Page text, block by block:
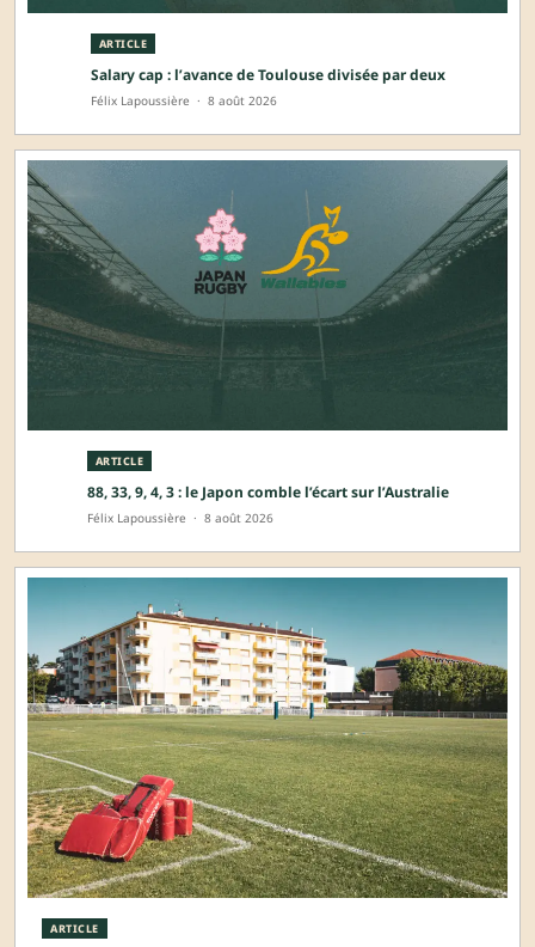
ARTICLE
Salary cap : l’avance de Toulouse divisée par deux
Félix Lapoussière · 8 août 2026
ARTICLE
88, 33, 9, 4, 3 : le Japon comble l’écart sur l’Australie
Félix Lapoussière · 8 août 2026
ARTICLE